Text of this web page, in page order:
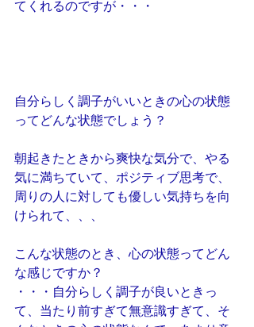
てくれるのですが・・・
自分らしく調子がいいときの心の状態
ってどんな状態でしょう？
朝起きたときから爽快な気分で、やる
気に満ちていて、ポジティブ思考で、
周りの人に対しても優しい気持ちを向
けられて、、、
こんな状態のとき、心の状態ってどん
な感じですか？
・・・自分らしく調子が良いときっ
て、当たり前すぎて無意識すぎて、そ